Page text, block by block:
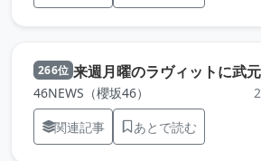
266位 来週月曜のラヴィットに武
46NEWS（櫻坂46）
関連記事
あとで読む